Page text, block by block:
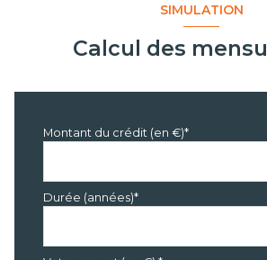
SIMULATION
Calcul des
Montant du crédit (en €)*
Durée (années)*